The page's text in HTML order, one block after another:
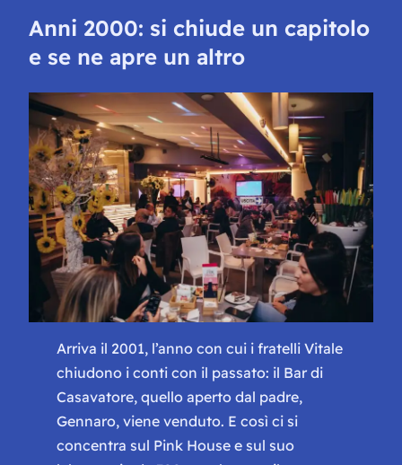
Anni 2000: si chiude un capitolo
e se ne apre un altro
Arriva il 2001, l’anno con cui i fratelli Vitale
chiudono i conti con il passato: il Bar di
Casavatore, quello aperto dal padre,
Gennaro, viene venduto. E così ci si
concentra sul Pink House e sul suo